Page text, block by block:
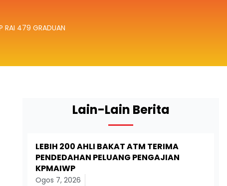
RAI 479 GRADUAN
Lain-Lain Berita
LEBIH 200 AHLI BAKAT ATM TERIMA
PENDEDAHAN PELUANG PENGAJIAN
KPMAIWP
Ogos 7, 2026